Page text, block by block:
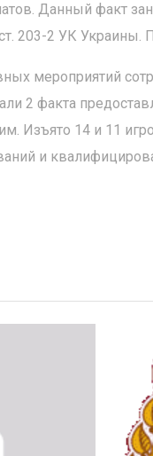
Данный факт
203-2 УК Украины.
мероприятий
2 факта
Изъято 14 и 11
и